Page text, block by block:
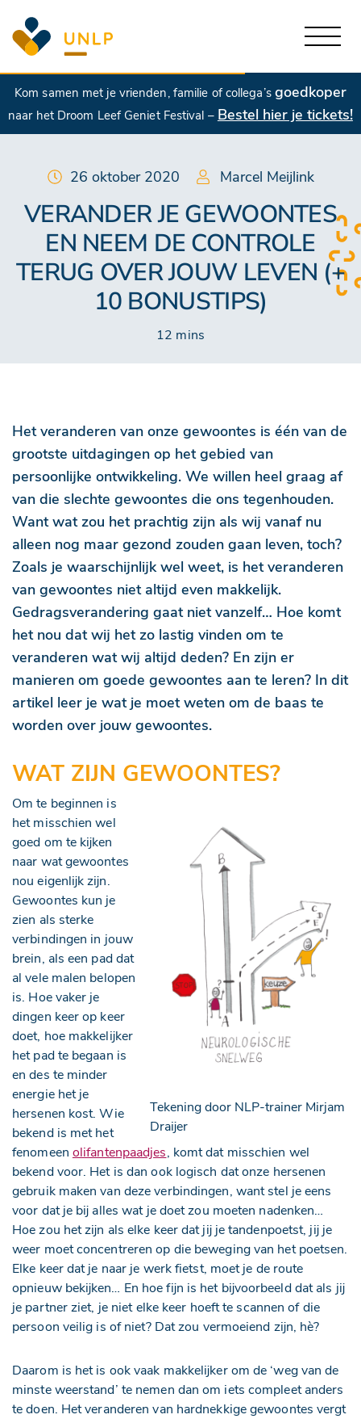
Kom samen met je vrienden, familie of collega’s goedkoper
naar het Droom Leef Geniet Festival – Bestel hier je tickets!
26 oktober 2020 Marcel Meijlink
VERANDER JE GEWOONTES
EN NEEM DE CONTROLE
TERUG OVER JOUW LEVEN (+
10 BONUSTIPS)
12 mins
Het veranderen van onze gewoontes is één van de
grootste uitdagingen op het gebied van
persoonlijke ontwikkeling. We willen heel graag af
van die slechte gewoontes die ons tegenhouden.
Want wat zou het prachtig zijn als wij vanaf nu
alleen nog maar gezond zouden gaan leven, toch?
Zoals je waarschijnlijk wel weet, is het veranderen
van gewoontes niet altijd even makkelijk.
Gedragsverandering gaat niet vanzelf… Hoe komt
het nou dat wij het zo lastig vinden om te
veranderen wat wij altijd deden? En zijn er
manieren om goede gewoontes aan te leren? In dit
artikel leer je wat je moet weten om de baas te
worden over jouw gewoontes.
WAT ZIJN GEWOONTES?
Tekening door NLP-trainer Mirjam
Draijer
Om te beginnen is
het misschien wel
goed om te kijken
naar wat gewoontes
nou eigenlijk zijn.
Gewoontes kun je
zien als sterke
verbindingen in jouw
brein, als een pad dat
al vele malen belopen
is. Hoe vaker je
dingen keer op keer
doet, hoe makkelijker
het pad te begaan is
en des te minder
energie het je
hersenen kost. Wie
bekend is met het
fenomeen olifantenpaadjes, komt dat misschien wel
bekend voor. Het is dan ook logisch dat onze hersenen
gebruik maken van deze verbindingen, want stel je eens
voor dat je bij alles wat je doet zou moeten nadenken…
Hoe zou het zijn als elke keer dat jij je tandenpoetst, jij je
weer moet concentreren op die beweging van het poetsen.
Elke keer dat je naar je werk fietst, moet je de route
opnieuw bekijken… En hoe fijn is het bijvoorbeeld dat als jij
je partner ziet, je niet elke keer hoeft te scannen of die
persoon veilig is of niet? Dat zou vermoeiend zijn, hè?
Daarom is het is ook vaak makkelijker om de ‘weg van de
minste weerstand’ te nemen dan om iets compleet anders
te doen. Het veranderen van hardnekkige gewoontes vergt